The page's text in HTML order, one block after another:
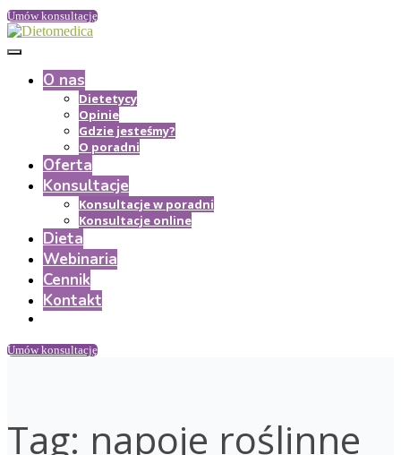
Umów konsultację
O nas
Dietetycy
Opinie
Gdzie jesteśmy?
O poradni
Oferta
Konsultacje
Konsultacje w poradni
Konsultacje online
Dieta
Webinaria
Cennik
Kontakt
Umów konsultację
Tag: napoje roślinne